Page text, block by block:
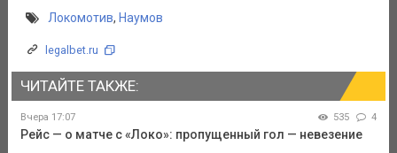
Локомотив, Наумов
legalbet.ru
ЧИТАЙТЕ ТАКЖЕ:
Вчера 17:07 535 4
Рейс — о матче с «Локо»: пропущенный гол — невезение